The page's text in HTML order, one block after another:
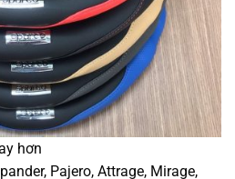
hơn
Pajero, Attrage, Mirage,